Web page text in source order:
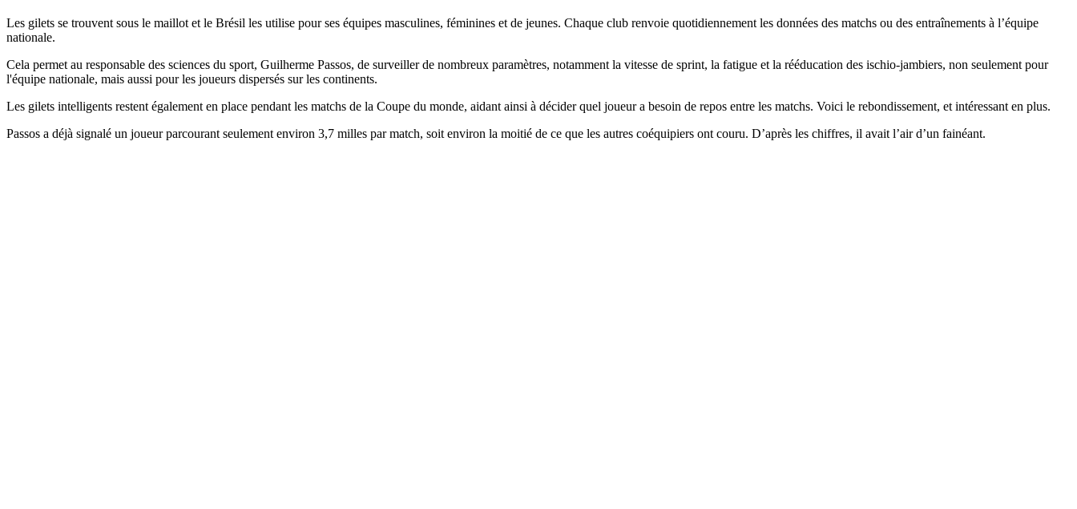
Les gilets se trouvent sous le maillot et le Brésil les utilise pour ses équipes masculines, féminines et de jeunes. Chaque club renvoie quotidiennement les données des matchs ou des entraînements à l’équipe
nationale.
Cela permet au responsable des sciences du sport, Guilherme Passos, de surveiller de nombreux paramètres, notamment la vitesse de sprint, la fatigue et la rééducation des ischio-jambiers, non seulement pour
l'équipe nationale, mais aussi pour les joueurs dispersés sur les continents.
Les gilets intelligents restent également en place pendant les matchs de la Coupe du monde, aidant ainsi à décider quel joueur a besoin de repos entre les matchs. Voici le rebondissement, et intéressant en plus.
Passos a déjà signalé un joueur parcourant seulement environ 3,7 milles par match, soit environ la moitié de ce que les autres coéquipiers ont couru. D’après les chiffres, il avait l’air d’un fainéant.